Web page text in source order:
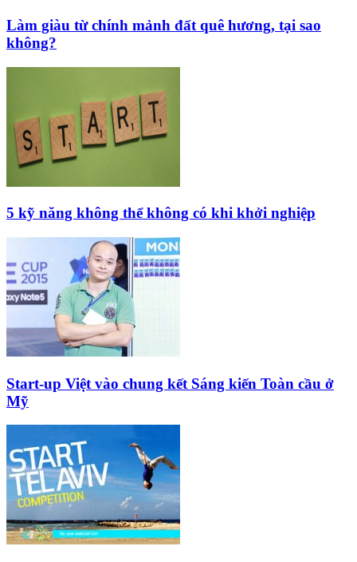
Làm giàu từ chính mảnh đất quê hương, tại sao
không?
5 kỹ năng không thể không có khi khởi nghiệp
Start-up Việt vào chung kết Sáng kiến Toàn cầu ở
Mỹ